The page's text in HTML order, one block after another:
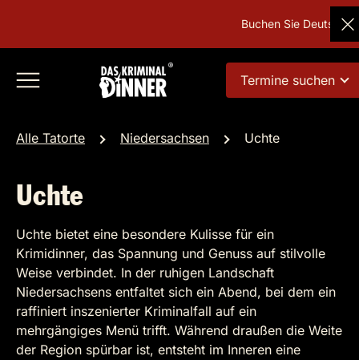
Buchen Sie
Termine suchen
Alle Tatorte Niedersachsen Uchte
Uchte
Uchte bietet eine besondere Kulisse für ein
Krimidinner, das Spannung und Genuss auf stilvolle
Weise verbindet. In der ruhigen Landschaft
Niedersachsens entfaltet sich ein Abend, bei dem ein
raffiniert inszenierter Kriminalfall auf ein
mehrgängiges Menü trifft. Während draußen die Weite
der Region spürbar ist, entsteht im Inneren eine